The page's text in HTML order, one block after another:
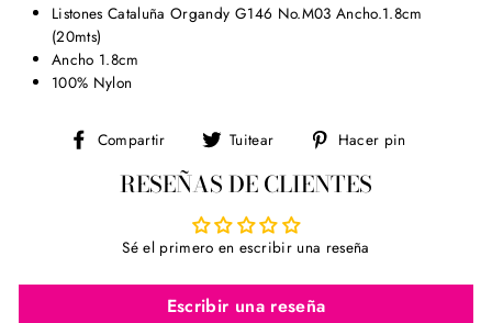
Listones Cataluña Organdy G146 No.M03 Ancho.1.8cm
(20mts)
Ancho 1.8cm
100% Nylon
Compartir
Compartir
Facebook
Tuitear
Tuitear
Twitter
Hacer pin
RESEÑAS DE CLIENTES
Sé el primero en escribir una reseña
Escribir una reseña